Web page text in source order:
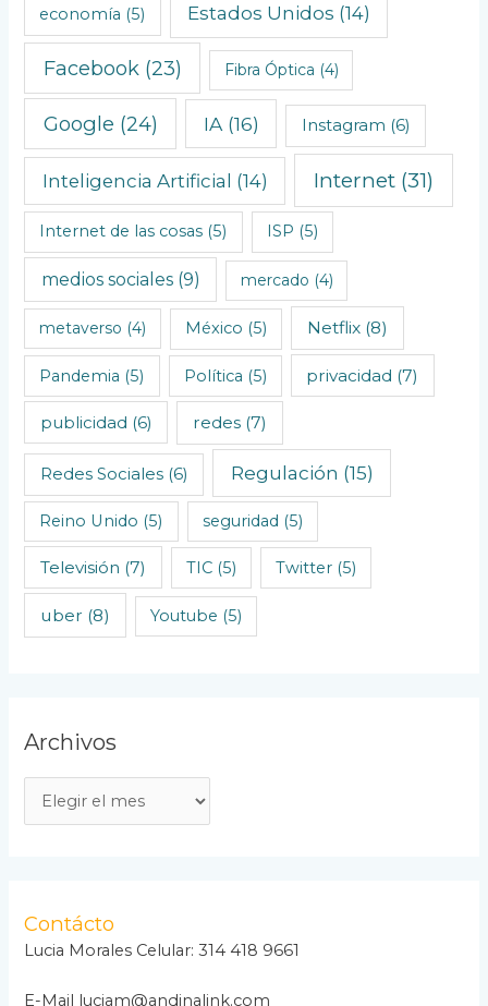
s
economía (5) Estados Unidos (14)
Facebook(23) Fibra Óptica (4)
Google (24) IA(16) Instagram (6)
Inteligencia Artificial (14) Internet (31)
Internet de las cosas (5) ISP (5)
medios sociales(9) mercado (4)
metaverso (4) México (5) Netflix(8)
Pandemia (5) Política (5) privacidad (7)
publicidad (6) redes (7)
Redes Sociales(6) Regulación (15)
Reino Unido (5) seguridad (5)
Televisión (7) TIC(5) Twitter(5)
uber (8) Youtube (5)
Archivos
r
i
v
Contácto
Lucia Morales Celular: 314 418 9661
E-Mail luciam@andinalink.com